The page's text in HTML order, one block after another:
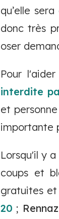
qu’elle
donc très
oser
Pour
interdite
et
importante
Lorsqu'il y
coups et
gratuites
20 ; Rennaz